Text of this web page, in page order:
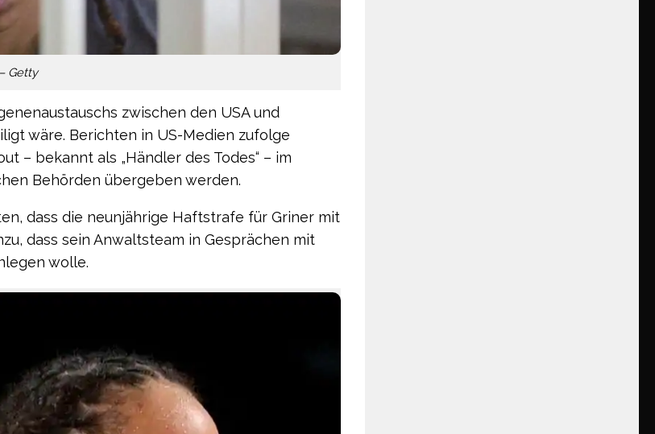
Getty
zwischen den USA und
wäre. Berichten in US-Medien zufolge
– bekannt als „Händler des Todes“ – im
Behörden übergeben werden.
dass die neunjährige Haftstrafe für Griner mit
dass sein Anwaltsteam in Gesprächen mit
wolle.